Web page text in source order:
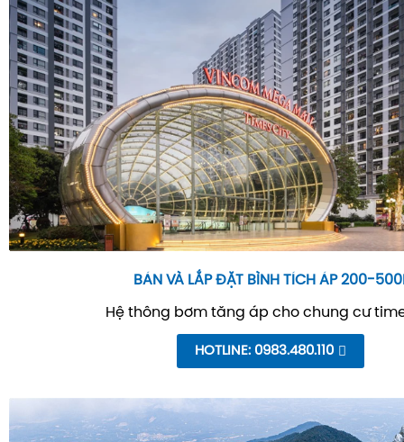
BÁN VÀ LẮP ĐẶT BÌNH TÍCH ÁP 200-
Hệ thông bơm tăng áp cho chung cư
HOTLINE: 0983.480.110